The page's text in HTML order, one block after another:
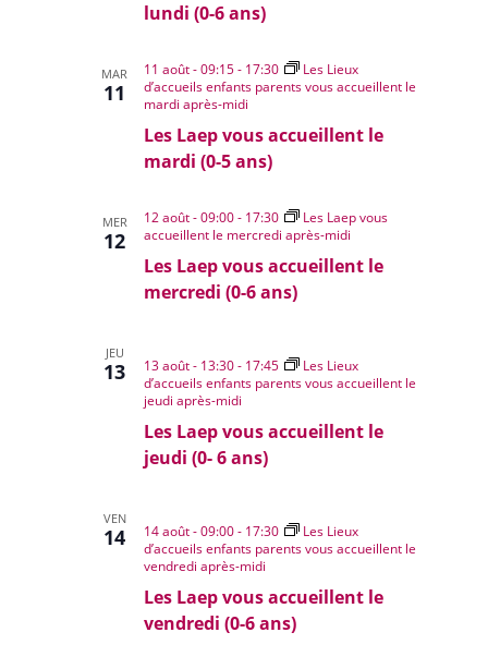
lundi (0-6 ans)
MAR
11
Les Laep vous accueillent le
mardi (0-5 ans)
11 août - 09:15- 17:30
Les Lieux
d’accueils enfants parents vous accueillent le
mardi après-midi
MER
12
Les Laep vous accueillent le
mercredi (0-6 ans)
12 août - 09:00- 17:30
Les Laep vous
accueillent le mercredi après-midi
JEU
13
Les Laep vous accueillent le
jeudi (0- 6 ans)
13 août - 13:30- 17:45
Les Lieux
d’accueils enfants parents vous accueillent le
jeudi après-midi
VEN
14
Les Laep vous accueillent le
vendredi (0-6 ans)
14 août - 09:00- 17:30
Les Lieux
d’accueils enfants parents vous accueillent le
vendredi après-midi